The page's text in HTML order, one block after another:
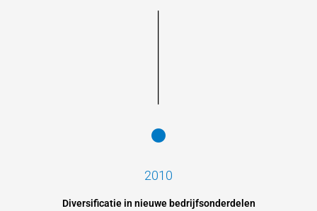
2010
Diversificatie in nieuwe bedrijfsonderdelen